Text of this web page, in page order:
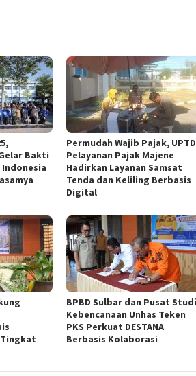
Bakti
Permudah Wajib Pajak, UPTD
Pelayanan Pajak Majene
Hadirkan Layanan Samsat
Tenda dan Keliling Berbasis
Digital
BPBD Sulbar dan Pusat Studi
Kebencanaan Unhas Teken
PKS Perkuat DESTANA
Berbasis Kolaborasi